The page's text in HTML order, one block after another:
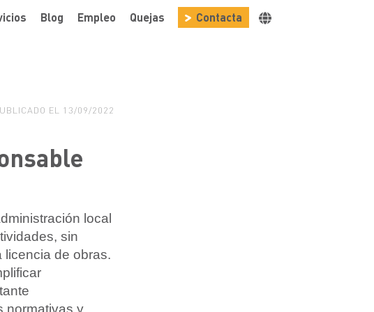
Blog Empleo Quejas Contacta
EL 13/09/2022
local
sin
licencia de obras.
normativas y